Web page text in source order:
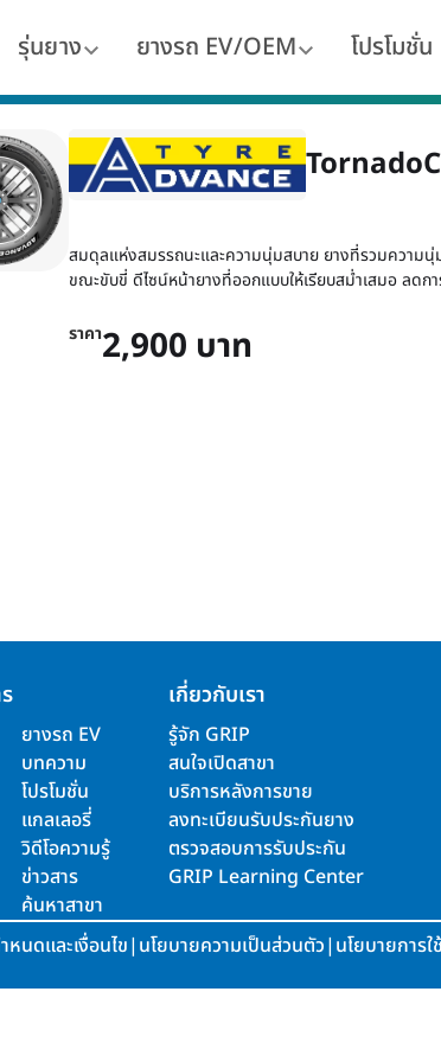
รุ่นยาง ยางรถ EV/OEM โปรโมชั่น
สมดุลแห่งสมรรถนะและความนุ่มสบาย ยางที่รวมความนุ่
ขณะขับขี่ ดีไซน์หน้ายางที่ออกแบบให้เรียบสม่ำเสมอ ลดก
ราคา2,900 บาท
ยางรถ EV
บทความ
โปรโมชั่น
แกลเลอรี่
วิดีโอความรู้
ข่าวสาร
ค้นหาสาขา
เกี่ยวกับเรา
รู้จัก GRIP
สนใจเปิดสาขา
บริการหลังการขาย
ลงทะเบียนรับประกันยาง
ตรวจสอบการรับประกัน
GRIP Learning Center
หนดและเงื่อนไข| นโยบายความเป็นส่วนตัว| นโยบายการ